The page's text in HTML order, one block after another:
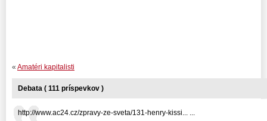
« Amatéri kapitalisti
Debata ( 111 príspevkov )
http://www.ac24.cz/zpravy-ze-sveta/131-henry-kissi... ...